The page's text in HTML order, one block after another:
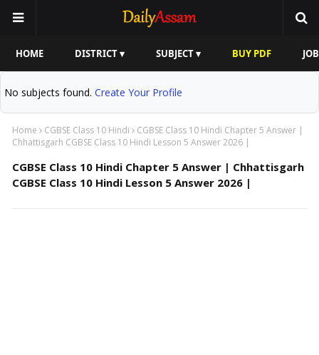
HOME DISTRICT ▾ SUBJECT ▾ BUY PDF
No subjects found. Create Your Profile
Home CGBSE Class 10 Hindi
CGBSE Class 10 Hindi Chapter 5 Answer |
Chhattisgarh CGBSE Class 10 Hindi Lesson 5 Answer 2026 |
CGBSE Class 10 Hindi Chapter 5 Answer | Chhattisgarh
CGBSE Class 10 Hindi Lesson 5 Answer 2026 |